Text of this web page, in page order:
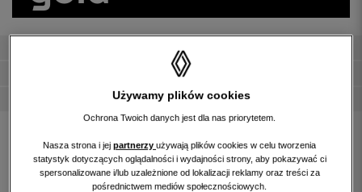
finansowanie
faktura VAT 23%
Paliwo:
Benzyna
Silnik:
1598 CM3
Używamy plików cookies
Ochrona Twoich danych jest dla nas priorytetem.
Nasza strona i jej partnerzy używają plików cookies w celu tworzenia
statystyk dotyczących oglądalności i wydajności strony, aby pokazywać ci
spersonalizowane i/lub uzależnione od lokalizacji reklamy oraz treści za
pośrednictwem mediów społecznościowych.